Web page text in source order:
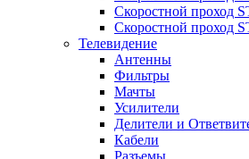
Скоростной проход
Скоростной проход
Телевидение
Антенны
Фильтры
Мачты
Усилители
Делители и
Кабели